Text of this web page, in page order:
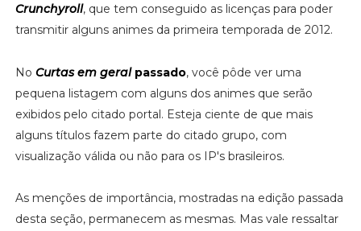
Crunchyroll, que tem conseguido as licenças para poder
transmitir alguns animes da primeira temporada de 2012.
No Curtas em geralpassado, você pôde ver uma
pequena listagem com alguns dos animes que serão
exibidos pelo citado portal. Esteja ciente de que mais
alguns títulos fazem parte do citado grupo, com
visualização válida ou não para os IP's brasileiros.
As menções de importância, mostradas na edição passada
desta seção, permanecem as mesmas. Mas vale ressaltar